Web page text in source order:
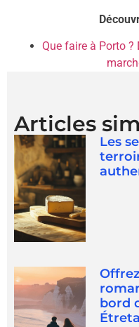
Articles
Les
bord
Que faire à Porto ?